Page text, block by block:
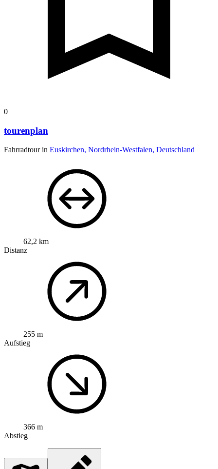
0
tourenplan
Fahrradtour in Euskirchen, Nordrhein-Westfalen, Deutschland
62,2 km
Distanz
255 m
Aufstieg
366 m
Abstieg